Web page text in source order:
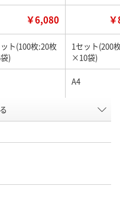
￥6,080
ト(100枚:20枚
)
1セット(200
×10袋)
A4
U477492